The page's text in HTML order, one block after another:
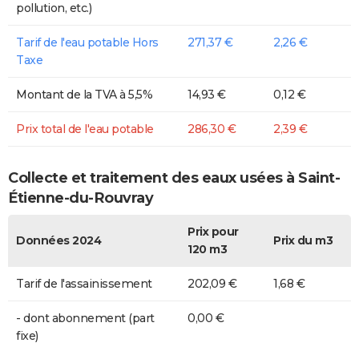
pollution, etc.)
Tarif de l'eau potable Hors
Taxe
271,37 € 2,26 €
Montant de la TVA à 5,5% 14,93 € 0,12 €
Prix total de l'eau potable 286,30 € 2,39 €
Collecte et traitement des eaux usées à Saint-
Étienne-du-Rouvray
Données 2024
Prix pour
120 m3
Prix du m3
Tarif de l'assainissement 202,09 € 1,68 €
- dont abonnement (part
fixe)
0,00 €